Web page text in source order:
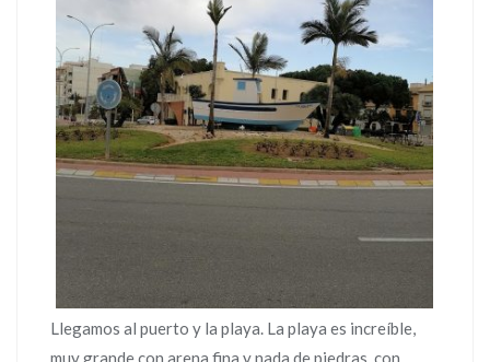
Llegamos al puerto y la playa. La playa es increíble,
muy grande con arena fina y nada de piedras, con